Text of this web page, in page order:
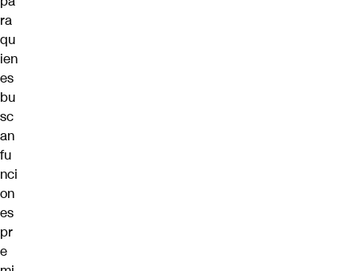
ra
qu
ien
es
bu
sc
an
fu
nci
on
es
pr
e